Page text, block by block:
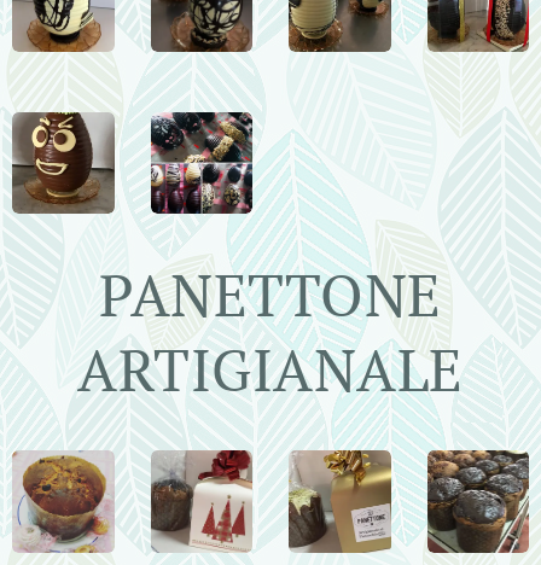
PANETTONE
ARTIGIANALE